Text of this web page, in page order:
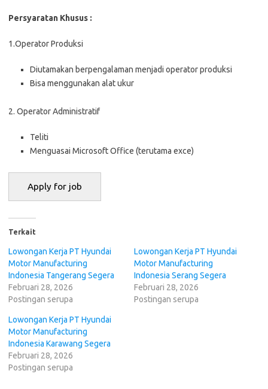
Persyaratan Khusus :
1.Operator Produksi
Diutamakan berpengalaman menjadi operator produksi
Bisa menggunakan alat ukur
2. Operator Administratif
Teliti
Menguasai Microsoft Office (terutama exce)
Terkait
Lowongan Kerja PT Hyundai
Motor Manufacturing
Indonesia Tangerang Segera
Februari 28, 2026
Postingan serupa
Lowongan Kerja PT Hyundai
Motor Manufacturing
Indonesia Serang Segera
Februari 28, 2026
Postingan serupa
Lowongan Kerja PT Hyundai
Motor Manufacturing
Indonesia Karawang Segera
Februari 28, 2026
Postingan serupa